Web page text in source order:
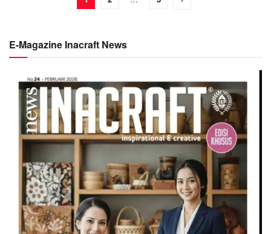
E-Magazine Inacraft News